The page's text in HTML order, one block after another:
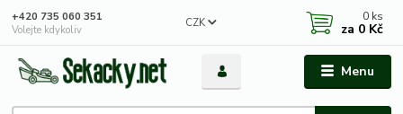
Menu
CZK
+420 735 060 351
Volejte kdykoliv
0 ks
za 0 Kč